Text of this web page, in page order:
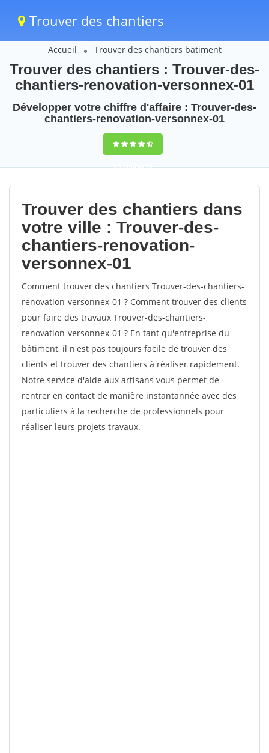
Trouver des chantiers
Accueil Trouver des chantiers batiment
Trouver des chantiers : Trouver-des-
chantiers-renovation-versonnex-01
Développer votre chiffre d'affaire : Trouver-des-
chantiers-renovation-versonnex-01
9,5(100%)78
votes
Trouver des chantiers dans
votre ville : Trouver-des-
chantiers-renovation-
versonnex-01
Comment trouver des chantiers Trouver-des-chantiers-
renovation-versonnex-01 ? Comment trouver des clients
pour faire des travaux Trouver-des-chantiers-
renovation-versonnex-01 ? En tant qu'entreprise du
bâtiment, il n'est pas toujours facile de trouver des
clients et trouver des chantiers à réaliser rapidement.
Notre service d'aide aux artisans vous permet de
rentrer en contact de manière instantannée avec des
particuliers à la recherche de professionnels pour
réaliser leurs projets travaux.